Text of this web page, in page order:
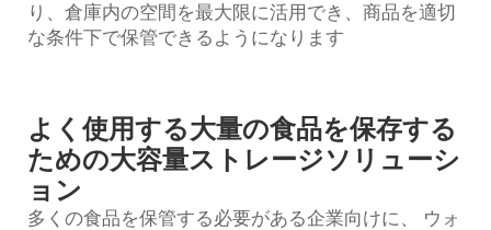
り、倉庫内の空間を最大限に活用でき、商品を適切
な条件下で保管できるようになります
よく使用する大量の食品を保存する
ための大容量ストレージソリューシ
ョン
多くの食品を保管する必要がある企業向けに、 ウォ